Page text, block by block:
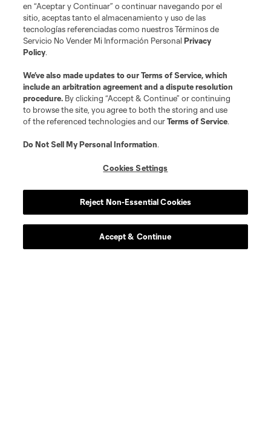
More series
en “Aceptar y Continuar” o continuar navegando por el
sitio, aceptas tanto el almacenamiento y uso de las
tecnologías referenciadas como nuestros Términos de
Servicio No Vender Mi Información PersonalPrivacy
Policy.
We’ve also made updates to ourTerms of Service, which
include an arbitration agreement and a dispute resolution
procedure. By clicking “Accept & Continue” or continuing
to browse the site, you agree to both the storing and use
of the referenced technologies and ourTerms of Service.
Do Not Sell My Personal Information.
Cookies Settings
Reject Non-Essential Cookies
Accept & Continue